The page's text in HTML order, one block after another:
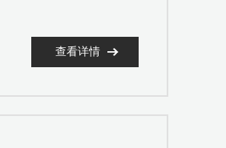
查看详情